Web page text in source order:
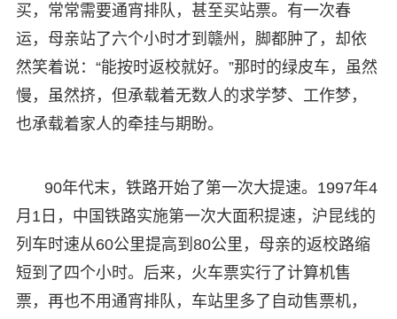
买，常常需要通宵排队，甚至买站票。有一次春
运，母亲站了六个小时才到赣州，脚都肿了，却依
然笑着说：“能按时返校就好。”那时的绿皮车，虽然
慢，虽然挤，但承载着无数人的求学梦、工作梦，
也承载着家人的牵挂与期盼。
90年代末，铁路开始了第一次大提速。1997年4
月1日，中国铁路实施第一次大面积提速，沪昆线的
列车时速从60公里提高到80公里，母亲的返校路缩
短到了四个小时。后来，火车票实行了计算机售
票，再也不用通宵排队，车站里多了自动售票机，